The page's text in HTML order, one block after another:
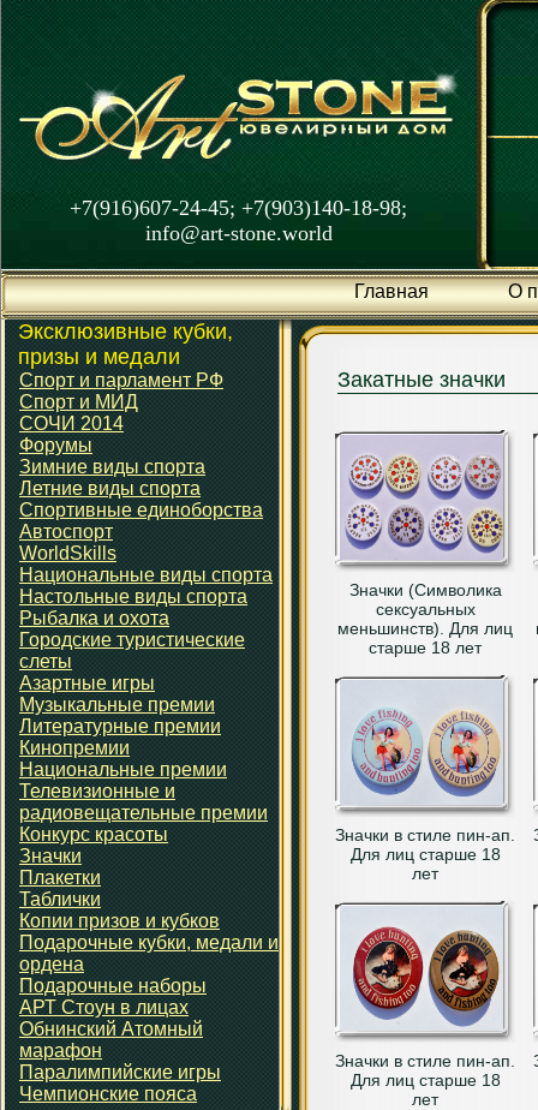
+7(916)607-24-45; +7(903)140-18-98;
info@art-stone.world
Главная О
Эксклюзивные кубки,
призы и медали
Спорт и парламент РФ
Спорт и МИД
СОЧИ 2014
Форумы
Зимние виды спорта
Летние виды спорта
Спортивные единоборства
Автоспорт
WorldSkills
Национальные виды спорта
Настольные виды спорта
Рыбалка и охота
Городские туристические
слеты
Азартные игры
Музыкальные премии
Литературные премии
Кинопремии
Национальные премии
Телевизионные и
радиовещательные премии
Конкурс красоты
Значки
Плакетки
Таблички
Копии призов и кубков
Подарочные кубки, медали и
ордена
Подарочные наборы
АРТ Стоун в лицах
Обнинский Атомный
марафон
Паралимпийские игры
Чемпионские пояса
Закатные значки
Значки (Символика
сексуальных
меньшинств). Для лиц
старше 18 лет
Значки в стиле пин-ап.
Для лиц старше 18
лет
Значки в стиле пин-ап.
Для лиц старше 18
лет